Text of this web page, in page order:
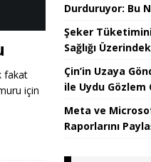
fakat
için
Durduruyor: Bu
Şeker
Sağlığı
Çin’in Uzaya
ile Uydu Gözlem
Meta ve
Raporlarını